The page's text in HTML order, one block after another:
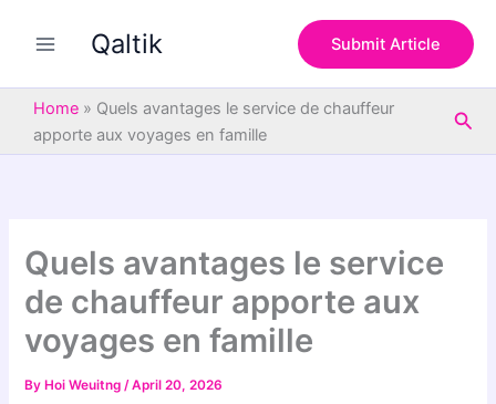
Qaltik Submit Article
Home » Quels avantages le service de chauffeur
apporte aux voyages en famille
Quels avantages le service
de chauffeur apporte aux
voyages en famille
By Hoi Weuitng/April 20, 2026